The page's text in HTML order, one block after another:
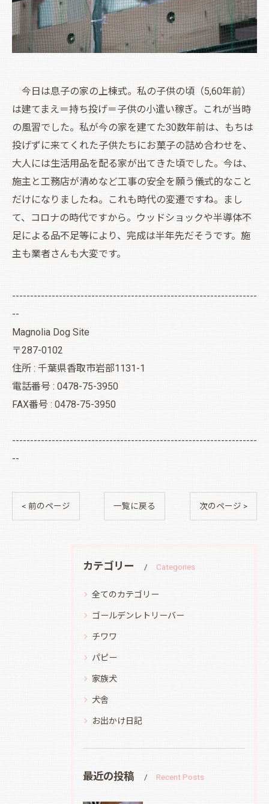
今日は息子の家の上棟式。私の子供の頃（5,60年前）
は建てまえ＝持ち投げ＝子供の小遣い稼ぎ。これが当時
の風習でした。私が今の家を建てた30数年前は、もちは
投げずに来てくれた子供たちにお菓子の詰め合わせを、
大人には生活用品を配る家が出てきた頃でした。今は、
施主と工務店が清めなど工事の安全を願う儀式的なこと
だけになりましたね。これも時代の変遷ですね。まし
て、コロナの時代ですから。ウッドショックや半導体不
足による品不足等により、完成は半年先だそうです。施
主も業者さんも大変です。
--------------------------------------------------------------------
--
Magnolia Dog Site
〒287-0102
住所 : 千葉県香取市岩部1131-1
電話番号 : 0478-75-3950
FAX番号 : 0478-75-3950
--------------------------------------------------------------------
--
< 前のページ 一覧に戻る 次のページ >
カテゴリー Categories
全てのカテゴリー
ゴールデンレトリーバー
チワワ
パピー
家族犬
犬舎
お出かけ日記
最近の投稿 Recent Posts